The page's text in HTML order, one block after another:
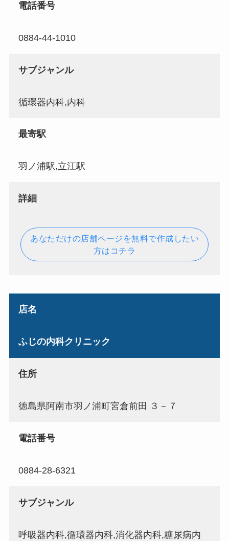
電話番号
0884-44-1010
サブジャンル
循環器内科,内科
最寄駅
羽ノ浦駅,立江駅
詳細
あなただけの店舗ページを無料で作成したい
方はコチラ
店名
ふじの内科クリニック
住所
徳島県阿南市羽ノ浦町宮倉前田 ３－７
電話番号
0884-28-6321
サブジャンル
呼吸器内科,循環器内科,消化器内科,糖尿病内